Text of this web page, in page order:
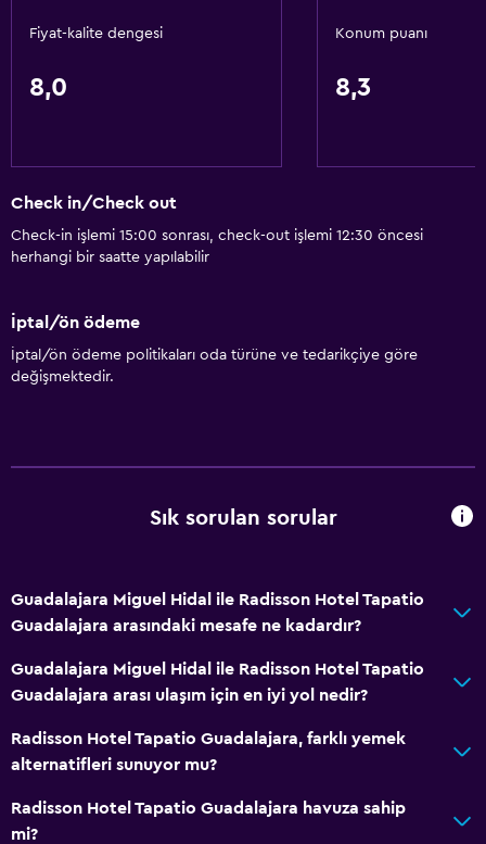
Fiyat-kalite dengesi
8,0
Konum puanı
8,3
Check in/Check out
Check-in işlemi 15:00 sonrası, check-out işlemi 12:30 öncesi
herhangi bir saatte yapılabilir
İptal/ön ödeme
İptal/ön ödeme politikaları oda türüne ve tedarikçiye göre
değişmektedir.
Sık sorulan sorular
Guadalajara Miguel Hidal ile Radisson Hotel Tapatio
Guadalajara arasındaki mesafe ne kadardır?
Guadalajara Miguel Hidal ile Radisson Hotel Tapatio
Guadalajara arası ulaşım için en iyi yol nedir?
Radisson Hotel Tapatio Guadalajara, farklı yemek
alternatifleri sunuyor mu?
Radisson Hotel Tapatio Guadalajara havuza sahip
mi?